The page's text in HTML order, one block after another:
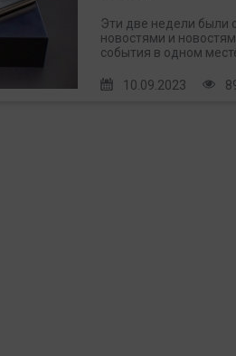
Эти две недели были
новостями и
события в одном
10.09.2023